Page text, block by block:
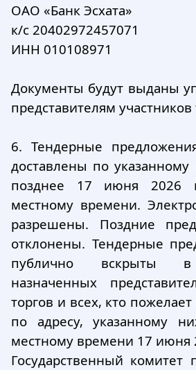
ОАО «Банк Эсхата»
к/с 20402972457071
ИНН 010108971
Документы будут выданы
представителям участников
6. Тендерные
доставлены по
позднее 17 июня 2026
местному времени.
разрешены. Поздние
отклонены. Тендерные
публично вскрыты в
назначенных
торгов и всех, кто пожелает
по адресу, указанному
местному времени 17 июня
Государственный комитет